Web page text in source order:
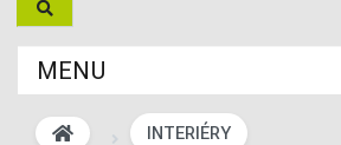
MENU
INTERIÉRY